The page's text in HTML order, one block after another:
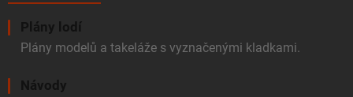
Plány lodí
Plány modelů a takeláže s vyznačenými kladkami.
Návody